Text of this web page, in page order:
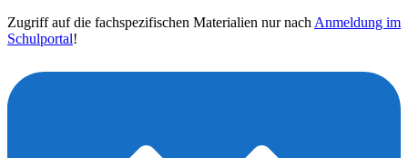
Zugriff auf die fachspezifischen Materialien nur nach Anmeldung im
Schulportal!